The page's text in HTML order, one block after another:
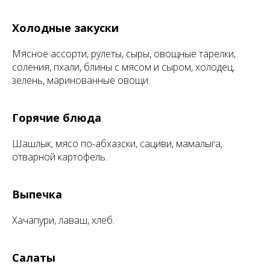
Холодные закуски
Мясное ассорти, рулеты, сыры, овощные тарелки,
соления, пхали, блины с мясом и сыром, холодец,
зелень, маринованные овощи.
Горячие блюда
Шашлык, мясо по-абхазски, сациви, мамалыга,
отварной картофель.
Выпечка
Хачапури, лаваш, хлеб.
Салаты